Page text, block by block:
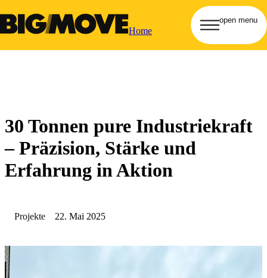
Home
open menu
30 Tonnen pure Industriekraft
– Präzision, Stärke und
Erfahrung in Aktion
Projekte 22. Mai 2025